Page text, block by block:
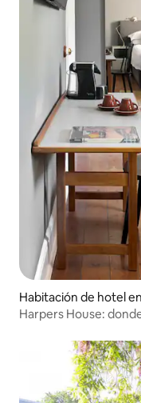
Habitación de hotel
Harpers House: